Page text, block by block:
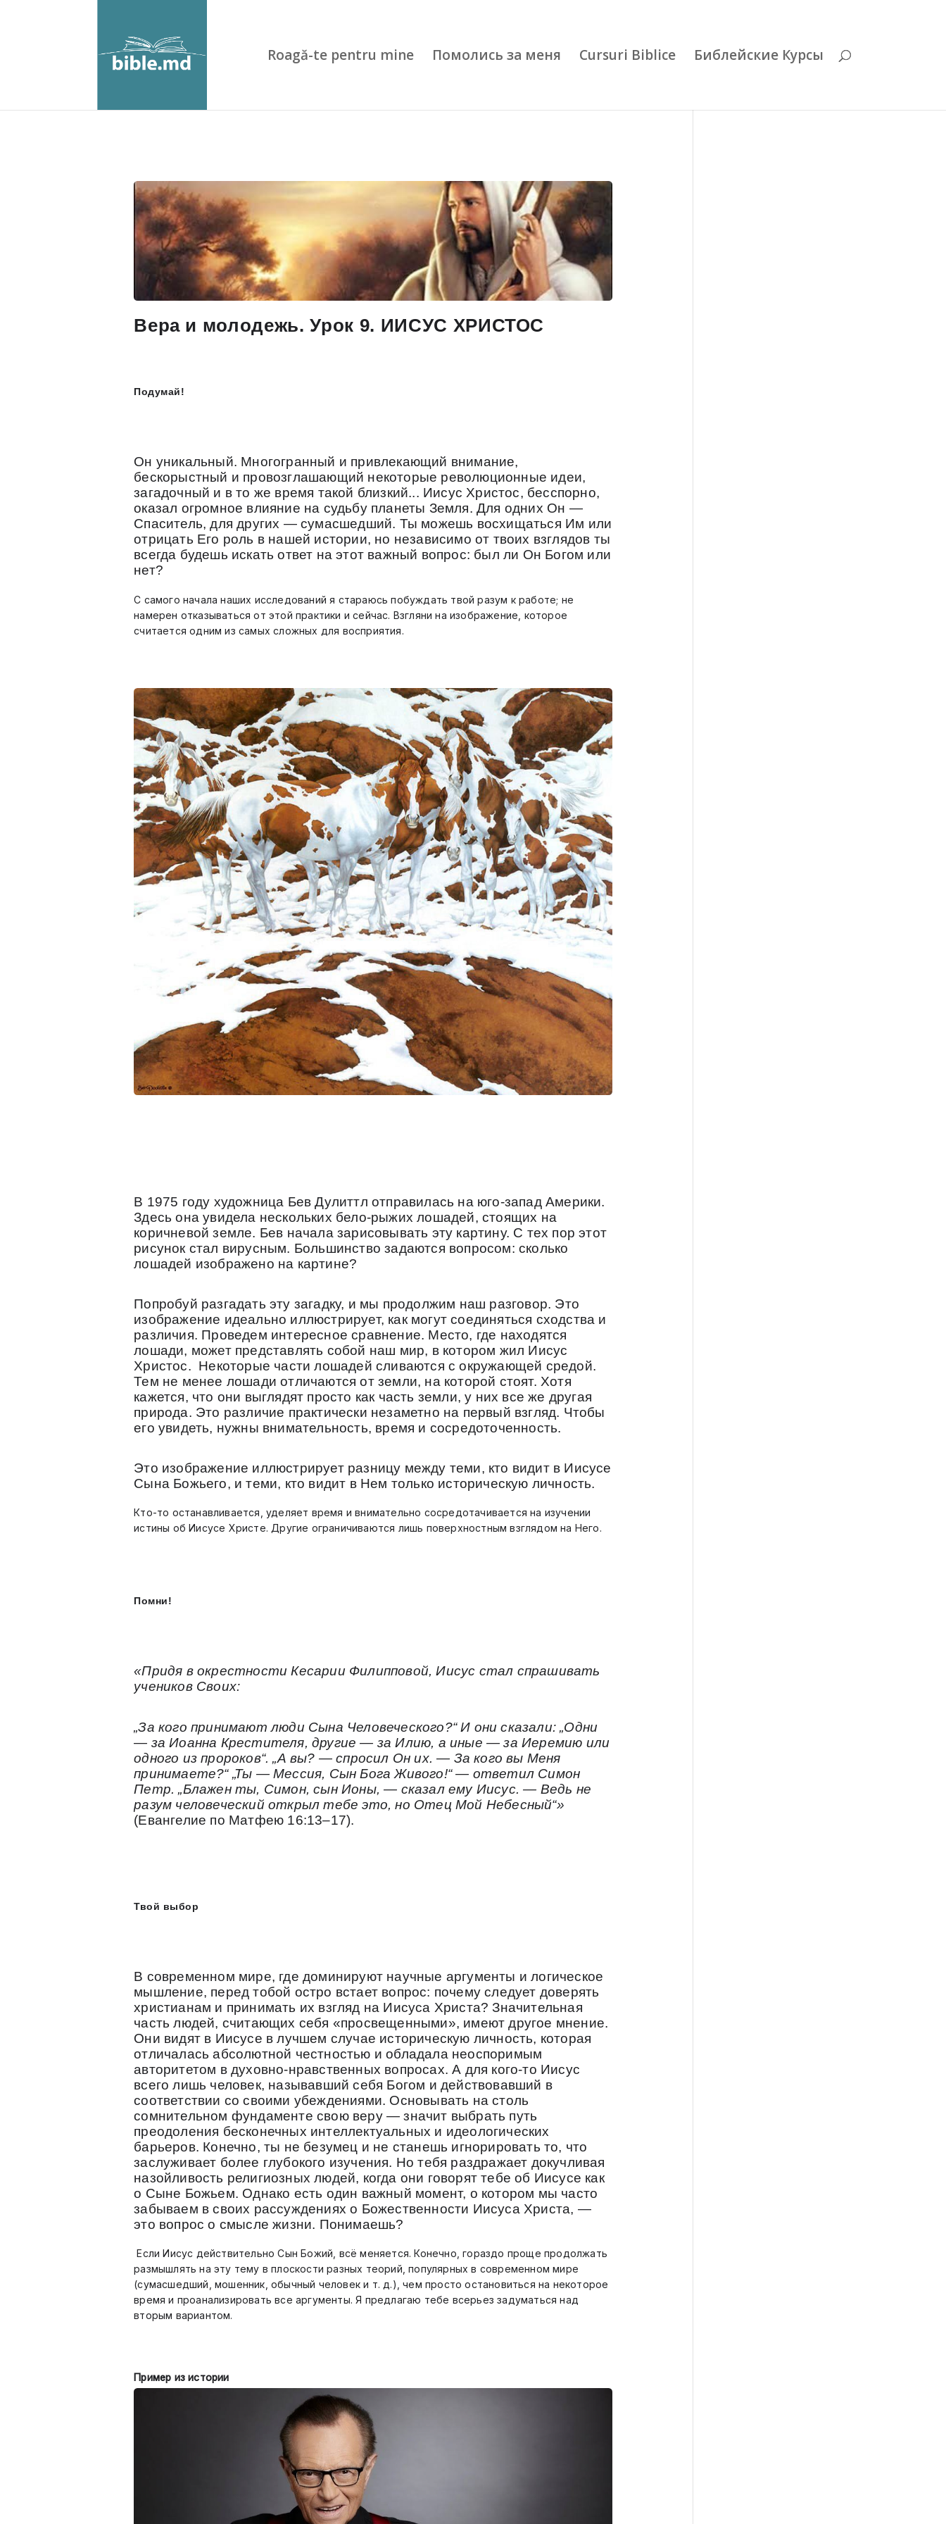
Roagă-te pentru mine Помолись за меня Cursuri Biblice Библейские Курсы
Вера и молодежь. Урок 9. ИИСУС ХРИСТОС
Подумай!
Он уникальный. Многогранный и привлекающий внимание,
бескорыстный и провозглашающий некоторые революционные идеи,
загадочный и в то же время такой близкий... Иисус Христос, бесспорно,
оказал огромное влияние на судьбу планеты Земля. Для одних Он —
Спаситель, для других — сумасшедший. Ты можешь восхищаться Им или
отрицать Его роль в нашей истории, но независимо от твоих взглядов ты
всегда будешь искать ответ на этот важный вопрос: был ли Он Богом или
нет?
С самого начала наших исследований я стараюсь побуждать твой разум к работе; не
намерен отказываться от этой практики и сейчас. Взгляни на изображение, которое
считается одним из самых сложных для восприятия.
В 1975 году художница Бев Дулиттл отправилась на юго-запад Америки.
Здесь она увидела нескольких бело-рыжих лошадей, стоящих на
коричневой земле. Бев начала зарисовывать эту картину. С тех пор этот
рисунок стал вирусным. Большинство задаются вопросом: сколько
лошадей изображено на картине?
Попробуй разгадать эту загадку, и мы продолжим наш разговор. Это
изображение идеально иллюстрирует, как могут соединяться сходства и
различия. Проведем интересное сравнение. Место, где находятся
лошади, может представлять собой наш мир, в котором жил Иисус
Христос. Некоторые части лошадей сливаются с окружающей средой.
Тем не менее лошади отличаются от земли, на которой стоят. Хотя
кажется, что они выглядят просто как часть земли, у них все же другая
природа. Это различие практически незаметно на первый взгляд. Чтобы
его увидеть, нужны внимательность, время и сосредоточенность.
Это изображение иллюстрирует разницу между теми, кто видит в Иисусе
Сына Божьего, и теми, кто видит в Нем только историческую личность.
Кто-то останавливается, уделяет время и внимательно сосредотачивается на изучении
истины об Иисусе Христе. Другие ограничиваются лишь поверхностным взглядом на Него.
Помни!
«Придя в окрестности Кесарии Филипповой, Иисус стал спрашивать
учеников Своих:
„За кого принимают люди Сына Человеческого?“ И они сказали: „Одни
— за Иоанна Крестителя, другие — за Илию, а иные — за Иеремию или
одного из пророков“. „А вы? — спросил Он их. — За кого вы Меня
принимаете?“ „Ты — Мессия, Сын Бога Живого!“ — ответил Симон
Петр. „Блажен ты, Симон, сын Ионы, — сказал ему Иисус. — Ведь не
разум человеческий открыл тебе это, но Отец Мой Небесный“»
(Евангелие по Матфею 16:13–17).
Твой выбор
В современном мире, где доминируют научные аргументы и логическое
мышление, перед тобой остро встает вопрос: почему следует доверять
христианам и принимать их взгляд на Иисуса Христа? Значительная
часть людей, считающих себя «просвещенными», имеют другое мнение.
Они видят в Иисусе в лучшем случае историческую личность, которая
отличалась абсолютной честностью и обладала неоспоримым
авторитетом в духовно-нравственных вопросах. А для кого-то Иисус
всего лишь человек, называвший себя Богом и действовавший в
соответствии со своими убеждениями. Основывать на столь
сомнительном фундаменте свою веру — значит выбрать путь
преодоления бесконечных интеллектуальных и идеологических
барьеров. Конечно, ты не безумец и не станешь игнорировать то, что
заслуживает более глубокого изучения. Но тебя раздражает докучливая
назойливость религиозных людей, когда они говорят тебе об Иисусе как
о Сыне Божьем. Однако есть один важный момент, о котором мы часто
забываем в своих рассуждениях о Божественности Иисуса Христа, —
это вопрос о смысле жизни. Понимаешь?
Если Иисус действительно Сын Божий, всё меняется. Конечно, гораздо проще продолжать
размышлять на эту тему в плоскости разных теорий, популярных в современном мире
(сумасшедший, мошенник, обычный человек и т. д.), чем просто остановиться на некоторое
время и проанализировать все аргументы. Я предлагаю тебе всерьез задуматься над
вторым вариантом.
Пример из истории